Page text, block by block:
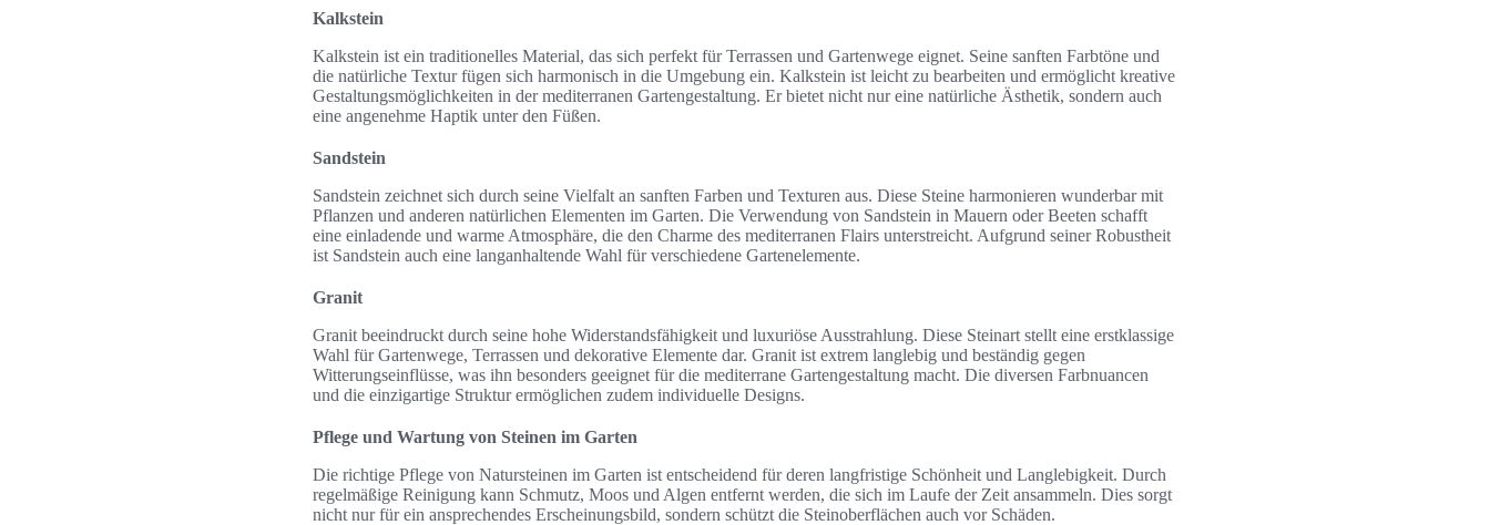
Kalkstein
Kalkstein ist ein traditionelles Material, das sich perfekt für Terrassen und Gartenwege eignet. Seine sanften Farbtöne und
die natürliche Textur fügen sich harmonisch in die Umgebung ein. Kalkstein ist leicht zu bearbeiten und ermöglicht kreative
Gestaltungsmöglichkeiten in der mediterranen Gartengestaltung. Er bietet nicht nur eine natürliche Ästhetik, sondern auch
eine angenehme Haptik unter den Füßen.
Sandstein
Sandstein zeichnet sich durch seine Vielfalt an sanften Farben und Texturen aus. Diese Steine harmonieren wunderbar mit
Pflanzen und anderen natürlichen Elementen im Garten. Die Verwendung von Sandstein in Mauern oder Beeten schafft
eine einladende und warme Atmosphäre, die den Charme des mediterranen Flairs unterstreicht. Aufgrund seiner Robustheit
ist Sandstein auch eine langanhaltende Wahl für verschiedene Gartenelemente.
Granit
Granit beeindruckt durch seine hohe Widerstandsfähigkeit und luxuriöse Ausstrahlung. Diese Steinart stellt eine erstklassige
Wahl für Gartenwege, Terrassen und dekorative Elemente dar. Granit ist extrem langlebig und beständig gegen
Witterungseinflüsse, was ihn besonders geeignet für die mediterrane Gartengestaltung macht. Die diversen Farbnuancen
und die einzigartige Struktur ermöglichen zudem individuelle Designs.
Pflege und Wartung von Steinen im Garten
Die richtige Pflege von Natursteinen im Garten ist entscheidend für deren langfristige Schönheit und Langlebigkeit. Durch
regelmäßige Reinigung kann Schmutz, Moos und Algen entfernt werden, die sich im Laufe der Zeit ansammeln. Dies sorgt
nicht nur für ein ansprechendes Erscheinungsbild, sondern schützt die Steinoberflächen auch vor Schäden.